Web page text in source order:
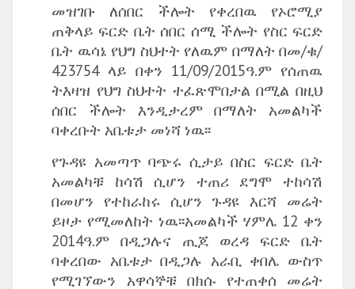
መዝገቡ ለሰበር ችሎት የቀረበዉ የኦሮሚያ
ጠቅላይ ፍርድ ቤት ሰበር ሰሚ ችሎት የስር ፍርድ
ቤት ዉሳኔ የህግ ስህተት የለዉም በማለት በመ/ቁ/
423754 ላይ በቀን 11/09/2015ዓ.ም የሰጠዉ
ትእዛዝ የህግ ስህተት ተፈጽሞበታል በሚል በዚህ
ሰበር ችሎት እንዲታረም በማለት አመልካች
ባቀረቡት አቤቱታ መነሻ ነዉ፡፡
የጉዳዩ አመጣጥ ባጭሩ ሲታይ በስር ፍርድ ቤት
አመልካቹ ከሳሽ ሲሆን ተጠሪ ደግሞ ተከሳሽ
በመሆን የተከራከሩ ሲሆን ጉዳዩ እርሻ መሬት
ይዞታ የሚመለከት ነዉ፡፡አመልካች ሃምሌ 12 ቀን
2014ዓ.ም በዲጋሉና ጢጆ ወረዳ ፍርድ ቤት
ባቀረበው አቤቱታ በዲጋሉ አራቢ ቀበሌ ውስጥ
የሚገኘውን አዋሳኞቹ በክሱ የተጠቀሰ መሬት